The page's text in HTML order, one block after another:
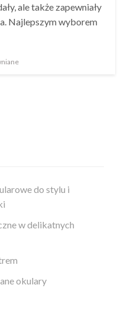
ale także zapewniały
Najlepszym wyborem
do stylu i
w delikatnych
okulary